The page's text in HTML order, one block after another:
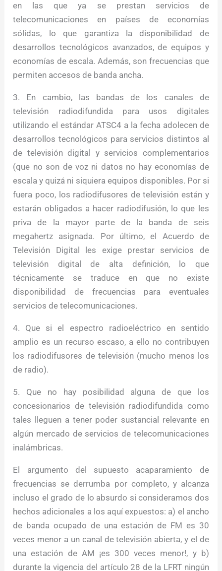
en las que ya se prestan servicios de
telecomunicaciones en países de economías
sólidas, lo que garantiza la disponibilidad de
desarrollos tecnológicos avanzados, de equipos y
economías de escala. Además, son frecuencias que
permiten accesos de banda ancha.
3. En cambio, las bandas de los canales de
televisión radiodifundida para usos digitales
utilizando el estándar ATSC4 a la fecha adolecen de
desarrollos tecnológicos para servicios distintos al
de televisión digital y servicios complementarios
(que no son de voz ni datos no hay economías de
escala y quizá ni siquiera equipos disponibles. Por si
fuera poco, los radiodifusores de televisión están y
estarán obligados a hacer radiodifusión, lo que les
priva de la mayor parte de la banda de seis
megahertz asignada. Por último, el Acuerdo de
Televisión Digital les exige prestar servicios de
televisión digital de alta definición, lo que
técnicamente se traduce en que no existe
disponibilidad de frecuencias para eventuales
servicios de telecomunicaciones.
4. Que si el espectro radioeléctrico en sentido
amplio es un recurso escaso, a ello no contribuyen
los radiodifusores de televisión (mucho menos los
de radio).
5. Que no hay posibilidad alguna de que los
concesionarios de televisión radiodifundida como
tales lleguen a tener poder sustancial relevante en
algún mercado de servicios de telecomunicaciones
inalámbricas.
El argumento del supuesto acaparamiento de
frecuencias se derrumba por completo, y alcanza
incluso el grado de lo absurdo si consideramos dos
hechos adicionales a los aquí expuestos: a) el ancho
de banda ocupado de una estación de FM es 30
veces menor a un canal de televisión abierta, y el de
una estación de AM ¡es 300 veces menor!, y b)
durante la vigencia del artículo 28 de la LFRT ningún